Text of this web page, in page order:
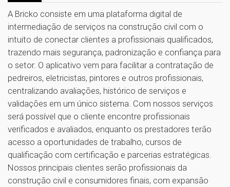
A Bricko consiste em uma plataforma digital de
intermediação de serviços na construção civil com o
intuito de conectar clientes a profissionais qualificados,
trazendo mais segurança, padronização e confiança para
o setor. O aplicativo vem para facilitar a contratação de
pedreiros, eletricistas, pintores e outros profissionais,
centralizando avaliações, histórico de serviços e
validações em um único sistema. Com nossos serviços
será possível que o cliente encontre profissionais
verificados e avaliados, enquanto os prestadores terão
acesso a oportunidades de trabalho, cursos de
qualificação com certificação e parcerias estratégicas.
Nossos principais clientes serão profissionais da
construção civil e consumidores finais, com expansão